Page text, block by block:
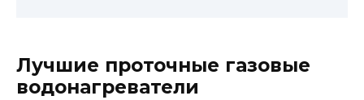
Лучшие проточные газовые
водонагреватели